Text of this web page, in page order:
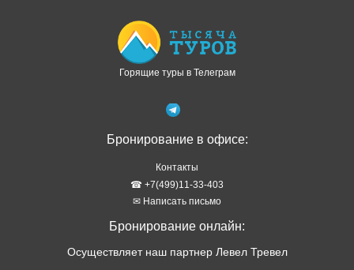
Горящие туры в Телеграм
Бронирование в офисе:
Контакты
☎ +7(499)11-33-403
✉ Написать письмо
Бронирование онлайн:
Осуществляет наш партнер Левел Тревел